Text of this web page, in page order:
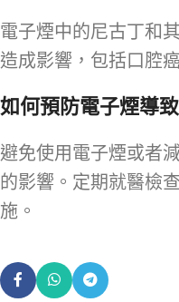
電子煙中的尼古丁和
造成影響，包括口腔
如何預防電子煙導
避免使用電子煙或者
的影響。定期就醫檢
施。